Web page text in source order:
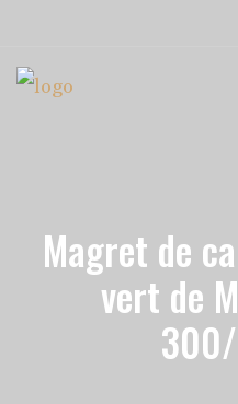
Magret de
vert de